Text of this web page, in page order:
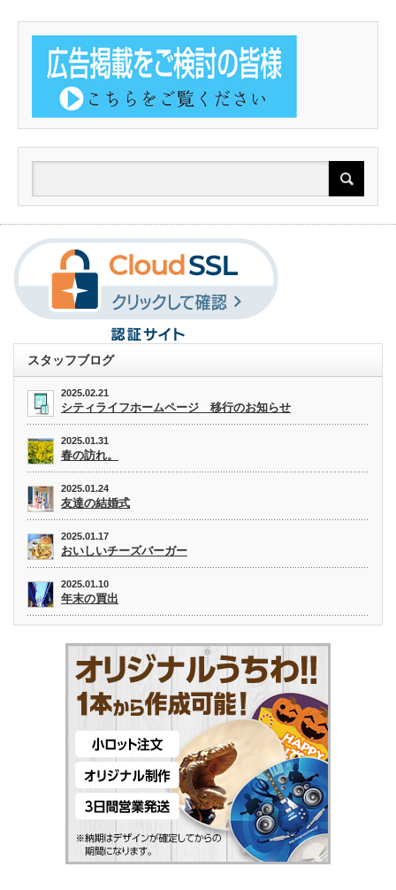
スタッフブログ
2025.02.21
シティライフホームページ 移行のお知らせ
2025.01.31
春の訪れ。
2025.01.24
友達の結婚式
2025.01.17
おいしいチーズバーガー
2025.01.10
年末の買出